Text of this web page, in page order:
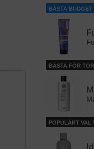
BÄSTA BUDGET
BÄSTA FÖR
POPULÄRT VAL